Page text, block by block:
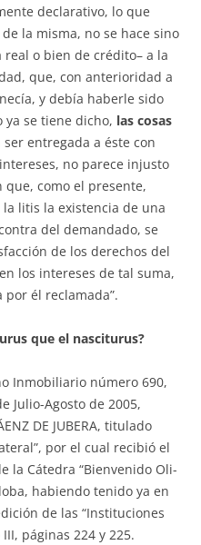
declarativo, lo que
la misma, no se hace sino
o bien de crédito– a la
que, con anterioridad a
y debía haberle sido
se tiene dicho, las cosas
ser entregada a éste con
no parece injusto
como el presente,
litis la existencia de una
del demandado, se
de los derechos del
los intereses de tal suma,
él reclamada”.
que el nasciturus?
Inmobiliario número 690,
Julio-Agosto de 2005,
DE JUBERA, titulado
por el cual recibió el
la Cátedra “Bienvenido Oli­
habiendo tenido ya en
de las “Instituciones
páginas 224 y 225.